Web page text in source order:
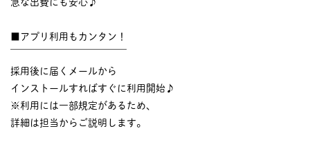
■アプリ利用もカンタン！
採用後に届くメールから
インストールすればすぐに利用開始♪
※利用には一部規定があるため、
詳細は担当からご説明します。